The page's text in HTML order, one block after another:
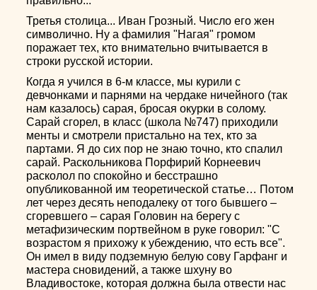
Третья столица... Иван Грозный. Число его жен
символично. Ну а фамилия "Нагая" громом
поражает тех, кто внимательно вчитывается в
строки русской истории.
Когда я учился в 6-м классе, мы курили с
девчонками и парнями на чердаке ничейного (так
нам казалось) сарая, бросая окурки в солому.
Сарай сгорел, в класс (школа №747) приходили
менты и смотрели пристально на тех, кто за
партами. Я до сих пор не знаю точно, кто спалил
сарай. Раскольникова Порфирий Корнеевич
расколол по спокойно и бесстрашно
опубликованной им теоретической статье… Потом
лет через десять неподалеку от того бывшего –
сгоревшего – сарая Головин на берегу с
метафизическим портвейном в руке говорил: "С
возрастом я прихожу к убеждению, что есть все".
Он имел в виду подземную белую сову Гарфанг и
мастера сновидений, а также шхуну во
Владивостоке, которая должна была отвести нас